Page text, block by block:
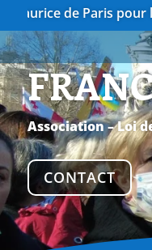
pour le don de 100€
Association – Loi
CONTACT